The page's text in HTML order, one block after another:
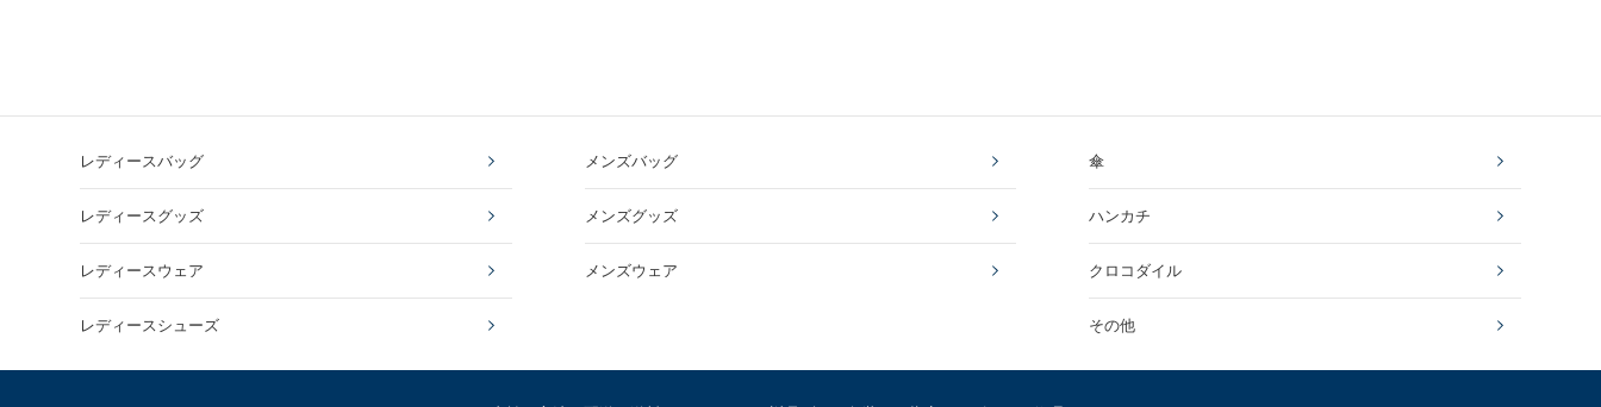
レディースバッグ
レディースグッズ
レディースウェア
レディースシューズ
メンズバッグ
メンズグッズ
メンズウェア
傘
ハンカチ
クロコダイル
その他